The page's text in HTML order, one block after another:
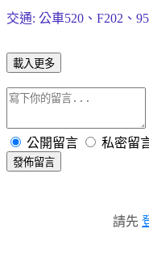
交通: 公車520、F202、
載入更多
公開留言 私密留
發佈留言
請先